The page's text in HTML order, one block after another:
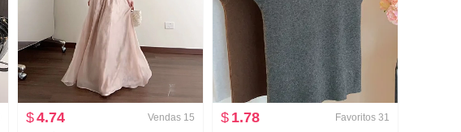
$4.74 Vendas 15
$ 1.78 Favoritos 31